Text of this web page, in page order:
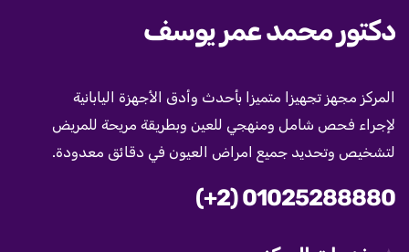
دكتور محمد عمر يوسف
المركز مجهز تجهيزا متميزا بأحدث وأدق الأجهزة اليابانية
لإجراء فحص شامل ومنهجي للعين وبطريقة مريحة للمريض
لتشخيص وتحديد جميع امراض العيون في دقائق معدودة.
(+2) 01025288880